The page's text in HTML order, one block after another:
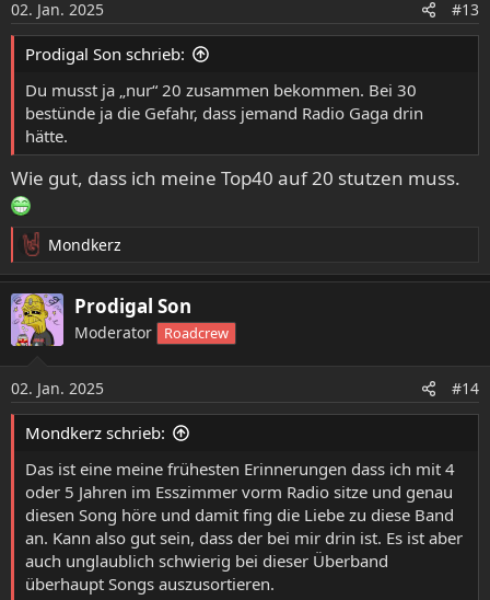
n
e
n
02. Jan. 2025 #13
Prodigal Son schrieb:
Du musst ja „nur“ 20 zusammen bekommen. Bei 30
bestünde ja die Gefahr, dass jemand Radio Gaga drin
hätte.
Wie gut, dass ich meine Top40 auf 20 stutzen muss.
R
e
a
k
t
n
e
n
Mondkerz
Prodigal Son
Moderator Roadcrew
02. Jan. 2025 #14
Mondkerz schrieb:
Das ist eine meine frühesten Erinnerungen dass ich mit 4
oder 5 Jahren im Esszimmer vorm Radio sitze und genau
diesen Song höre und damit fing die Liebe zu diese Band
an. Kann also gut sein, dass der bei mir drin ist. Es ist aber
auch unglaublich schwierig bei dieser Überband
überhaupt Songs auszusortieren.